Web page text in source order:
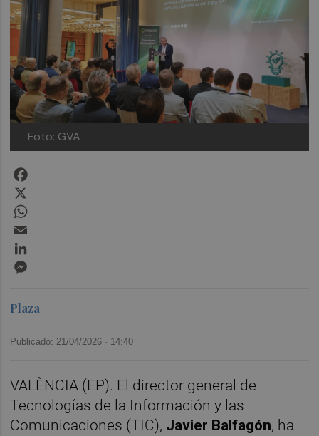
Foto: GVA
Plaza
Publicado: 21/04/2026 · 14:40
VALÈNCIA (EP). El director general de
Tecnologías de la Información y las
Comunicaciones (TIC), Javier Balfagón, ha